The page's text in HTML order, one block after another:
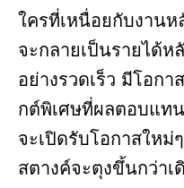
ใครที่เหนื่อยกับงาน
จะกลายเป็นรายได้
อย่างรวดเร็ว มีโอก
กต์พิเศษที่ผลตอบแท
จะเปิดรับโอกาสใหม่
สตางค์จะตุงขึ้นกว่าเ